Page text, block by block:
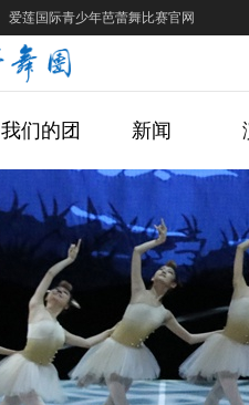
爱莲国际青少年芭蕾舞比赛官网
我们的团 新闻